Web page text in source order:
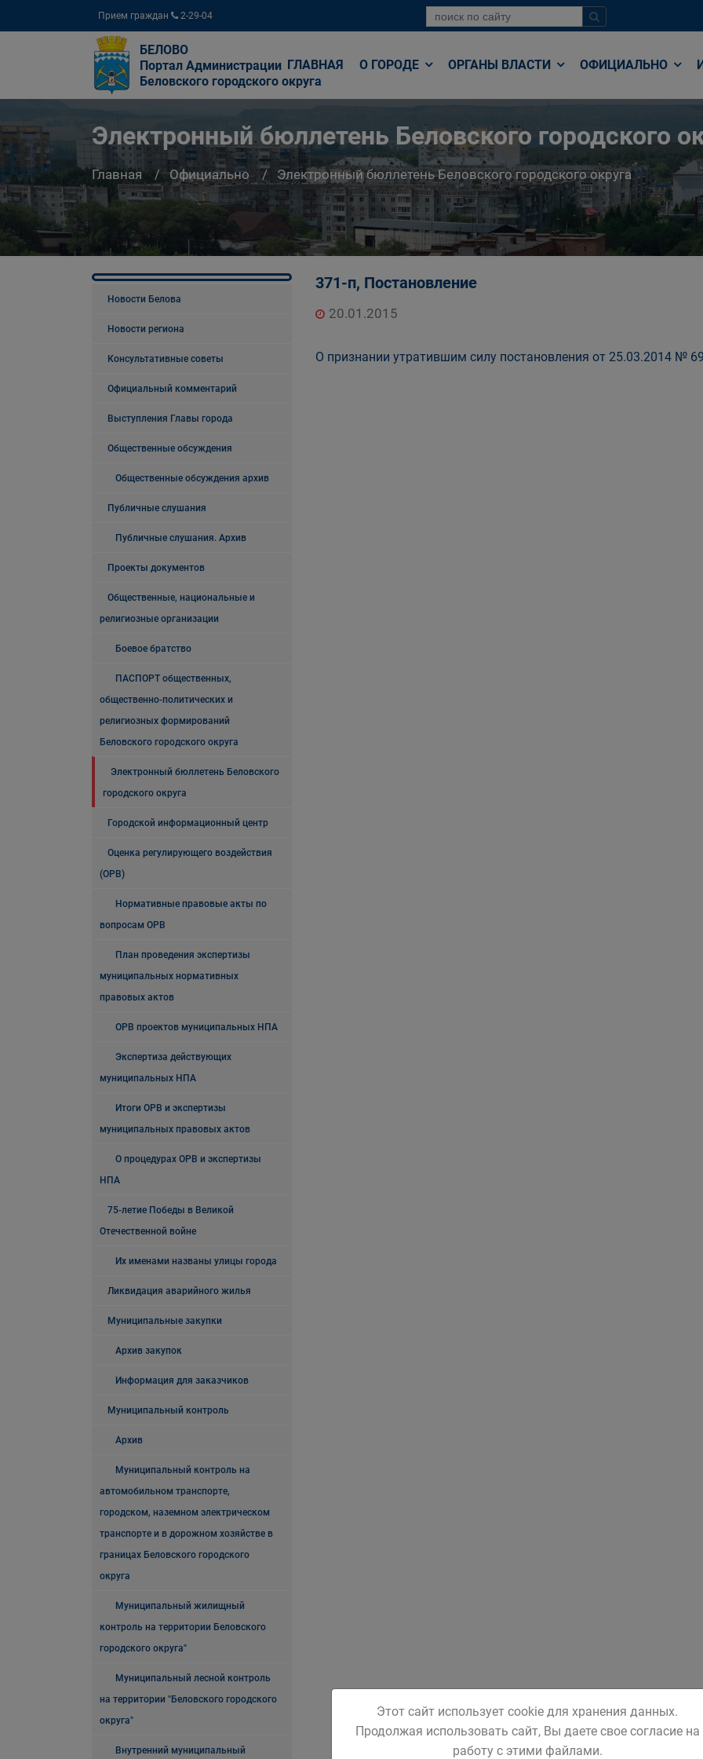
Прием граждан 2-29-04
БЕЛОВО
Портал Администрации
Беловского городского округа
ГЛАВНАЯ О ГОРОДЕ ОРГАНЫ ВЛАСТИ ОФИЦИАЛЬНО
Электронный бюллетень Беловского городского
Главная Официально Электронный бюллетень Беловского городского округа
Новости Белова
Новости региона
Консультативные советы
Официальный комментарий
Выступления Главы города
Общественные обсуждения
Общественные обсуждения архив
Публичные слушания
Публичные слушания. Архив
Проекты документов
Общественные, национальные и
религиозные организации
Боевое братство
ПАСПОРТ общественных,
общественно-политических и
религиозных формирований
Беловского городского округа
Электронный бюллетень Беловского
городского округа
Городской информационный центр
Оценка регулирующего воздействия
(ОРВ)
Нормативные правовые акты по
вопросам ОРВ
План проведения экспертизы
муниципальных нормативных
правовых актов
ОРВ проектов муниципальных НПА
Экспертиза действующих
муниципальных НПА
Итоги ОРВ и экспертизы
муниципальных правовых актов
О процедурах ОРВ и экспертизы
НПА
75-летие Победы в Великой
Отечественной войне
Их именами названы улицы города
Ликвидация аварийного жилья
Муниципальные закупки
Архив закупок
Информация для заказчиков
Муниципальный контроль
Архив
Муниципальный контроль на
автомобильном транспорте,
городском, наземном электрическом
транспорте и в дорожном хозяйстве в
границах Беловского городского
округа
Муниципальный жилищный
контроль на территории Беловского
городского округа"
Муниципальный лесной контроль
на территории "Беловского городского
округа"
Внутренний муниципальный
371-п, Постановление
20.01.2015
О признании утратившим силу постановления от 25.03.2014 №
Этот сайт использует cookie для хранения данных.
Продолжая использовать сайт, Вы даете свое согласие на
работу с этими файлами.